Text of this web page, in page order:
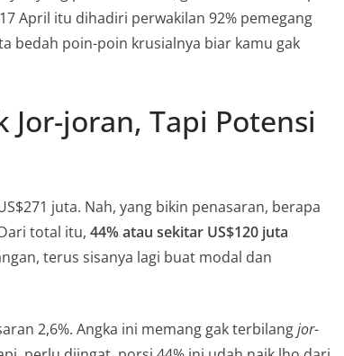
April itu dihadiri perwakilan 92% pemegang
bedah poin-poin krusialnya biar kamu gak
Jor-joran, Tapi Potensi
juta. Nah, yang bikin penasaran, berapa
total itu, 44% atau sekitar US$120 juta
terus sisanya lagi buat modal dan
2,6%. Angka ini memang gak terbilangjor-